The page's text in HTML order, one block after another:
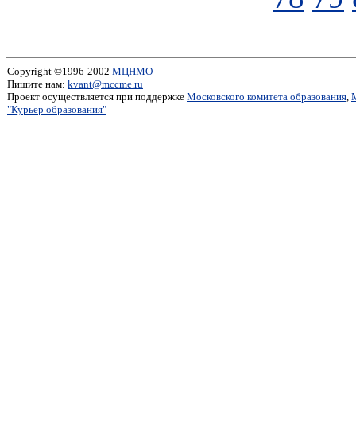
Copyright ©1996-2002 МЦНМО
Пишите нам: kvant@mccme.ru
Проект осуществляется при поддержке Московского комитета образования,
"Курьер образования"